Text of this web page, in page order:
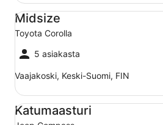
Midsize
Toyota Corolla
5 asiakasta
Vaajakoski, Keski-Suomi, FIN
Midsize Toyota Corolla
Katumaasturi
Katumaasturi Jeep Compass